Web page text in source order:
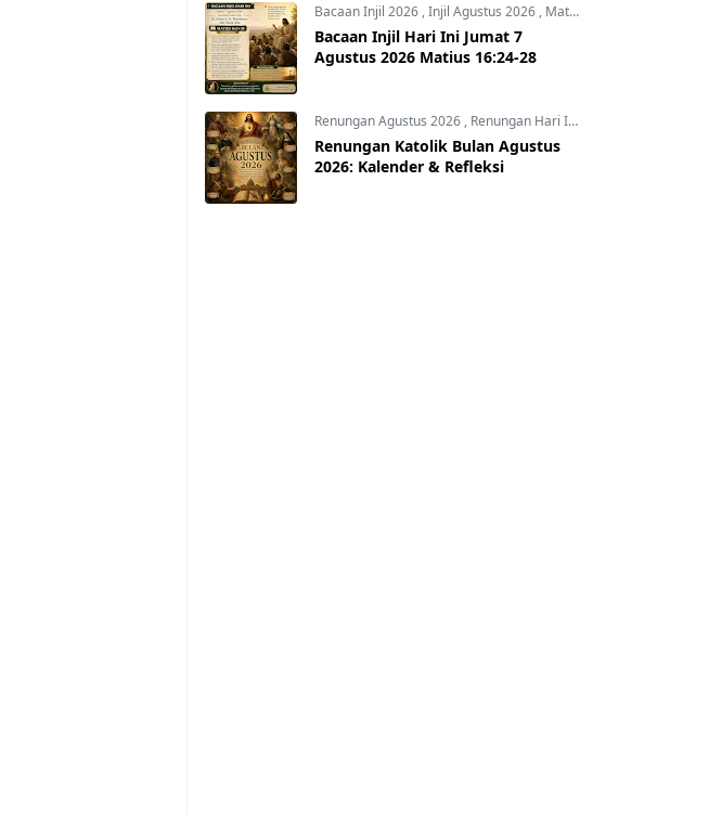
Bacaan Injil 2026 ,Injil Agustus 2026 , Matius 16:24-28
Bacaan Injil Hari Ini Jumat 7
Agustus 2026 Matius 16:24-28
Renungan Agustus 2026 , Renungan Hari Ini
Renungan Katolik Bulan Agustus
2026: Kalender & Refleksi